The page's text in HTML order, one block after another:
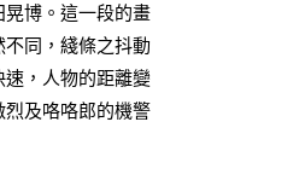
晃博。這一段的畫
同，綫條之抖動
，人物的距離變
及咯咯郎的機警